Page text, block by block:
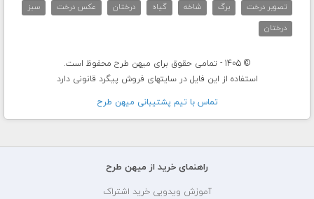
تصویر درخت برگ شاخه گیاه درختان عکس درخت
سبز
درختان
© 1405 - تمامی حقوق برای میهن طرح محفوظ است.
استفاده از این فایل در سایتهای فروش پیگرد قانونی دارد
تماس با تيم پشتيبانی ميهن طرح
راهنمای خرید از میهن طرح
آموزش ویدویی خرید اشتراک